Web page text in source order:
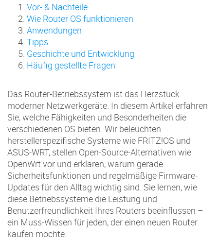
Vor- & Nachteile
Wie Router OS funktionieren
Anwendungen
Tipps
Geschichte und Entwicklung
Häufig gestellte Fragen
Das Router-Betriebssystem ist das Herzstück
moderner Netzwerkgeräte. In diesem Artikel erfahren
Sie, welche Fähigkeiten und Besonderheiten die
verschiedenen OS bieten. Wir beleuchten
herstellerspezifische Systeme wie FRITZ!OS und
ASUS-WRT, stellen Open-Source-Alternativen wie
OpenWrt vor und erklären, warum gerade
Sicherheitsfunktionen und regelmäßige Firmware-
Updates für den Alltag wichtig sind. Sie lernen, wie
diese Betriebssysteme die Leistung und
Benutzerfreundlichkeit Ihres Routers beeinflussen –
ein Muss-Wissen für jeden, der einen neuen Router
kaufen möchte.